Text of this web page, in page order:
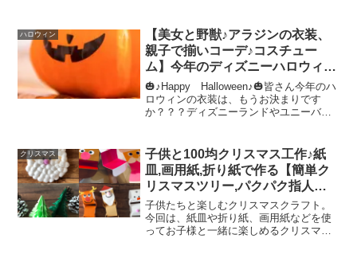
ールがラッピングや封筒に貼って下さっ
ておられるの...
ハロウィン
【美女と野獣♪アラジンの衣装、
親子で揃いコーデ♪コスチュー
ム】今年のディズニーハロウィン
は家族みんなで仮装してみよう！
🎃♪Happy Halloween♪🎃皆さん今年のハ
ロウィンの衣装は、もうお決まりです
か？？？ディズニーランドやユニーバー
ロウィンを楽しむ機会がどんどん増えて
きています...
クリスマス
子供と100均クリスマス工作♪紙
皿,画用紙,折り紙で作る【簡単ク
リスマスツリー,パクパク指人形,
オーナメント,鎖飾り,ギフトバッ
ク、クリスマスカードの作り方】
子供たちと楽しむクリスマスクラフト。
今回は、紙皿や折り紙、画用紙などを使
ってお子様と一緒に楽しめるクリスマス